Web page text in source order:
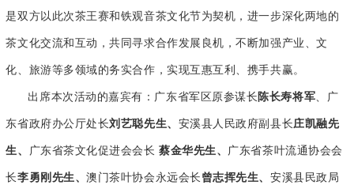
是双方以此次茶王赛和铁观音茶文化节为契机，进一步深化两地的
茶文化交流和互动，共同寻求合作发展良机，不断加强产业、文
化、旅游等多领域的务实合作，实现互惠互利、携手共赢。
出席本次活动的嘉宾有：广东省军区原参谋长陈长寿将军 、广
东省政府办公厅处长刘艺聪先生、 安溪县人民政府副县长庄凯融先
生、 广东省茶文化促进会会长蔡金华先生、 广东省茶叶流通协会会
长李勇刚先生、澳门茶叶协会永远会长曾志挥先生、安溪县民政局